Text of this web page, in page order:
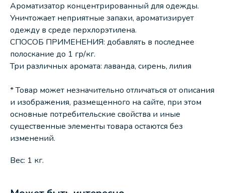
Ароматизатор концентрированный для одежды.
Уничтожает неприятные запахи, ароматизирует
одежду в среде перхлорэтилена.
СПОСОБ ПРИМЕНЕНИЯ: добавлять в последнее
полоскание до 1 гр/кг.
Три различных аромата: лаванда, сирень, лилия
* Товар может незначительно отличаться от описания
и изображения, размещенного на сайте, при этом
основные потребительские свойства и иные
существенные элементы товара остаются без
изменений.
Вес: 1 кг.